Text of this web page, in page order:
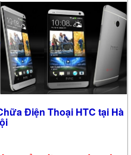
Điện Thoại HTC tại Hà